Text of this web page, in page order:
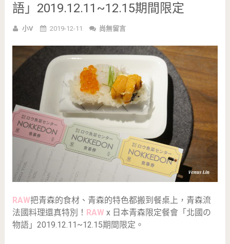
語」2019.12.11~12.15期間限定
小V 2019-12-11 尚無留言
RAW把青森的食材、青森的特色都搬到餐桌上，青森流
法國料理還真特別！ RAWx 日本青森限定餐會「北國の
物語」2019.12.11~12.15期間限定。